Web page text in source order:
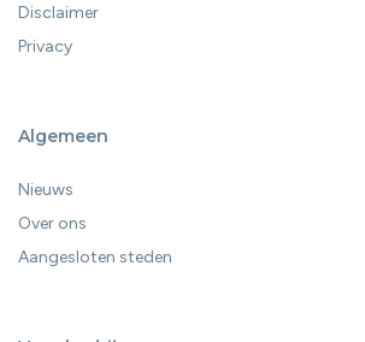
Disclaimer
Privacy
Algemeen
Nieuws
Over ons
Aangesloten steden